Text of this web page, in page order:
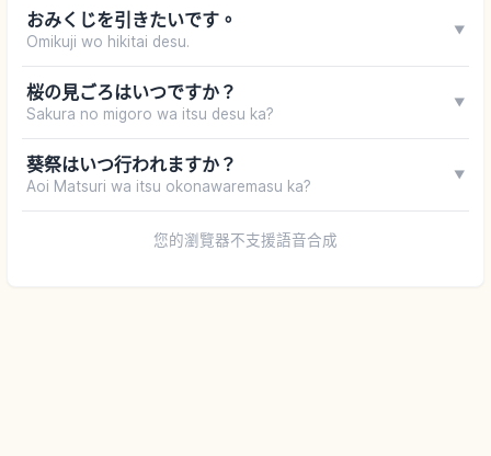
おみくじを引きたいです。
Omikuji wo hikitai desu.
▼
桜の見ごろはいつですか？
Sakura no migoro wa itsu desu ka?
▼
葵祭はいつ行われますか？
Aoi Matsuri wa itsu okonawaremasu ka?
▼
您的瀏覽器不支援語音合成